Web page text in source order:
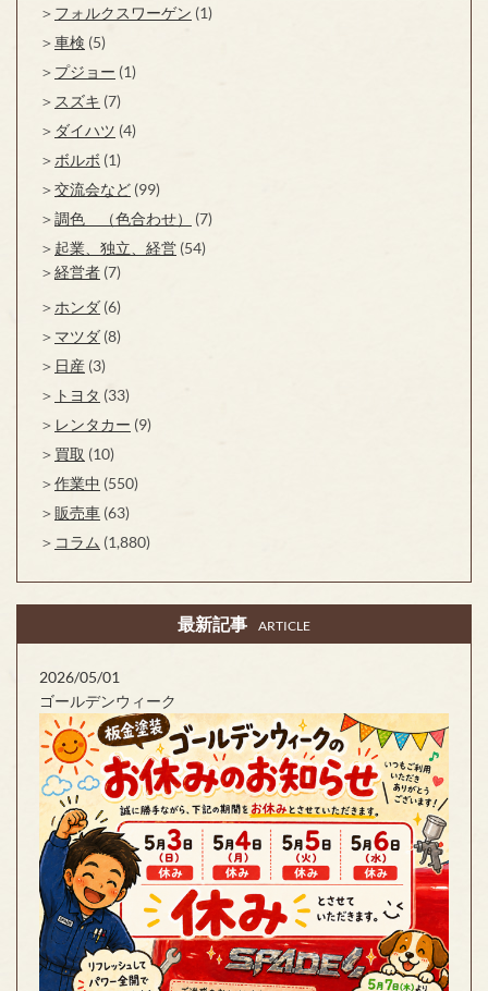
フォルクスワーゲン (1)
車検 (5)
プジョー (1)
スズキ (7)
ダイハツ (4)
ボルボ (1)
交流会など (99)
調色 （色合わせ）
(7)
起業、独立、経営 (54)
経営者 (7)
ホンダ (6)
マツダ (8)
日産 (3)
トヨタ (33)
レンタカー (9)
買取 (10)
作業中 (550)
販売車 (63)
コラム (1,880)
最新記事 ARTICLE
2026/05/01
ゴールデンウィーク